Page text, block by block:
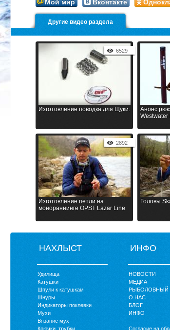
Другие видео раздела
Изготовление поводка для Щуки.
6529
Анонс
Westwater
Изготовление петли на
монораннинге OPST Lazar Line
2892
Головы
НАХЛЫСТ
Удилища
Катушки
Шпули к катушкам
Шнуры
Индикаторы поклевки
Мухи
Вязание мух
Крючки, трубки
ИНФО
НОВОСТИ
МЕДИА
РЫБОЛОВНЫЙ
О НАС
БЛОГ
ИНФО
Согласие на